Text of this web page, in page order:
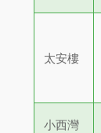
太安樓
小西灣